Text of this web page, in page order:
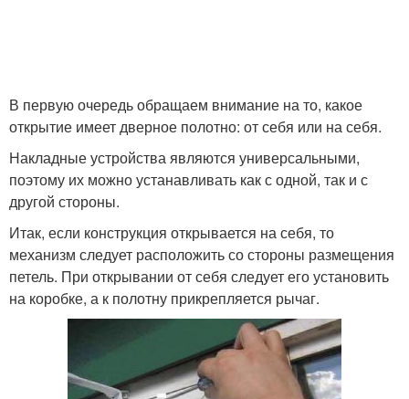
В первую очередь обращаем внимание на то, какое
открытие имеет дверное полотно: от себя или на себя.
Накладные устройства являются универсальными,
поэтому их можно устанавливать как с одной, так и с
другой стороны.
Итак, если конструкция открывается на себя, то
механизм следует расположить со стороны размещения
петель. При открывании от себя следует его установить
на коробке, а к полотну прикрепляется рычаг.